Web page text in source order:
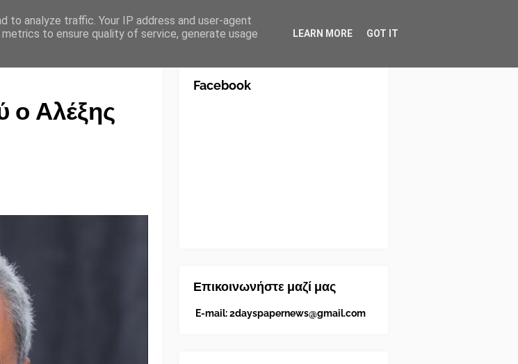
ο Αλέξης
Facebook
Επικοινωνήστε μαζί μας
E-mail:2dayspapernews@gmail.com
to analyze traffic. Your IP address and user-agent
to ensure quality of service, generate usage
LEARN MORE GOT IT